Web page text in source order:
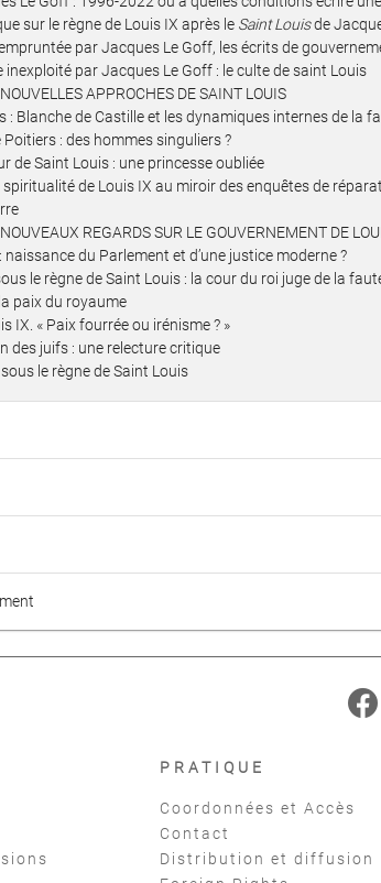
sur le règne de Louis IX après le Saint Louisde
par Jacques Le Goff, les écrits de
inexploité par Jacques Le Goff : le culte de saint Louis
APPROCHES DE SAINT LOUIS
: Blanche de Castille et les dynamiques internes de la
: des hommes singuliers ?
de Saint Louis : une princesse oubliée
spiritualité de Louis IX au miroir des enquêtes de
REGARDS SUR LE GOUVERNEMENT DE
naissance du Parlement et d’une justice moderne ?
le règne de Saint Louis : la cour du roi juge de la
paix du royaume
IX. « Paix fourrée ou irénisme ? »
des juifs : une relecture critique
le règne de Saint Louis
PRATIQUE
Coordonnées et Accès
Contact
Distribution et diffusion